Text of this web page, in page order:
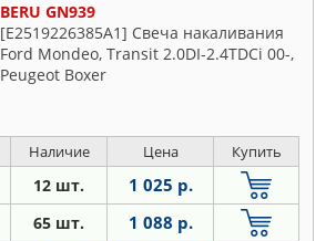
BERU GN939
[E2519226385A1] Свеча накаливания
Ford Mondeo, Transit 2.0DI-2.4TDCi 00-,
Peugeot Boxer
Наличие Цена Купить
12 шт. 1 025 р.
65 шт. 1 088 р.